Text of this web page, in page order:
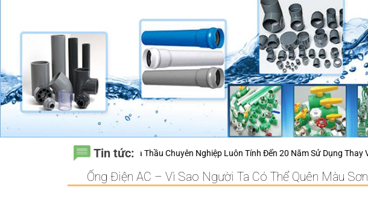
Tin tức:
Sao Nhà Thầu Chuyên Nghiệp Luôn Tính Đến 20 Năm Sử Dụng Thay Vì Chỉ Giá Thành? Thiết bị
Ống Điện AC – Vì Sao Người Ta Có Thể Quên Màu